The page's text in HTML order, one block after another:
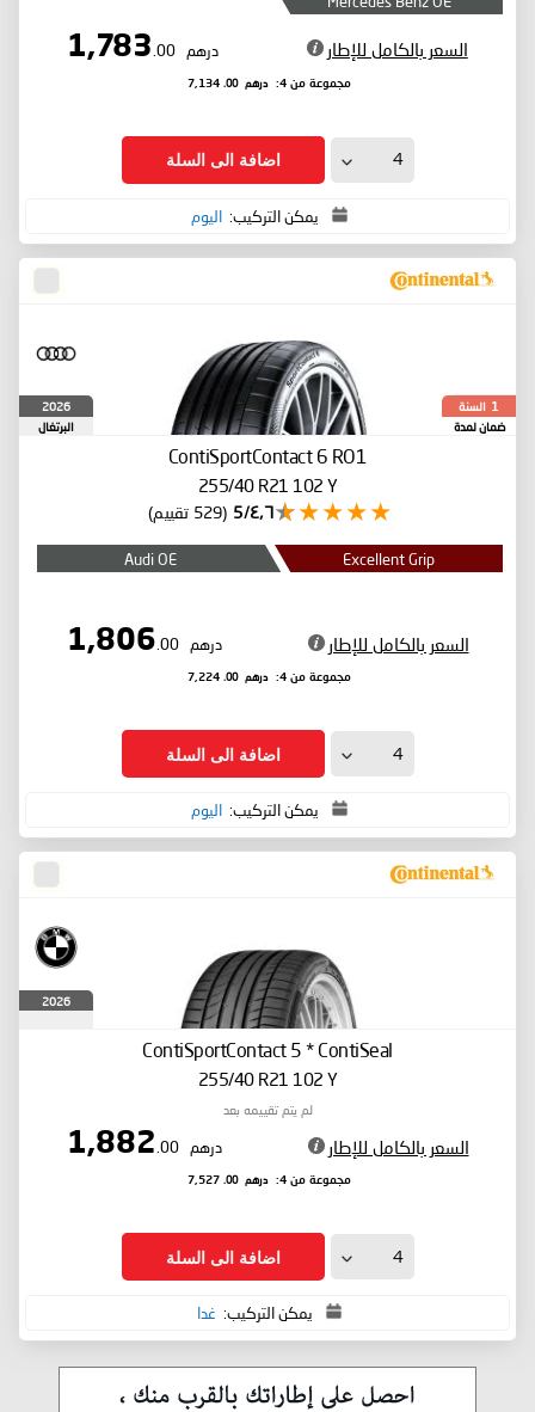
السعر بالكامل للإطار درهم .00
مجموعة من 4: درهم 7,134
.00
اضافة الى السلة
يمكن التركيب: اليوم
1 السنة
ضمان لمدة
2026
البرتغال
ContiSportContact 6 RO1
255/40 R21 102 Y
٤٫٦/5 (529 تقييم)
Excellent Grip
Audi OE
السعر بالكامل للإطار درهم 1,806
.00
مجموعة من 4: درهم 7,224
.00
اضافة الى السلة
يمكن التركيب: اليوم
2026
ContiSportContact 5* ContiSeal
255/40 R21 102 Y
لم يتم تقييمه بعد
السعر بالكامل للإطار درهم 1,882
.00
مجموعة من 4: درهم 7,527
.00
اضافة الى السلة
يمكن التركيب: غدا